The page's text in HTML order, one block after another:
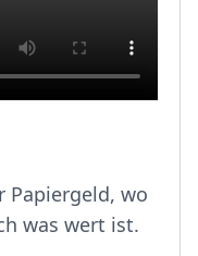
Papiergeld, wo
was wert ist.